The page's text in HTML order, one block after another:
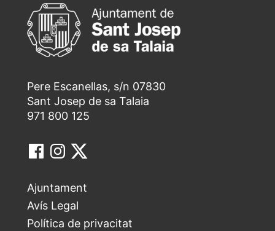
Pere Escanellas, s/n 07830
Sant Josep de sa Talaia
971 800 125
Ajuntament
Avís Legal
Política de privacitat